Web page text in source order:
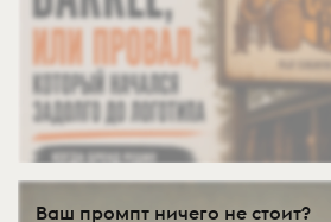
Ваш промпт ничего не стоит?